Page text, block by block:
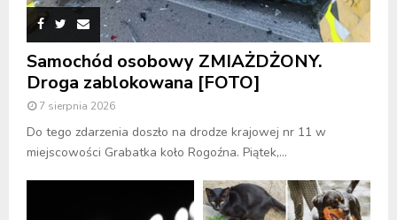
Samochód osobowy ZMIAŻDŻONY.
Droga zablokowana [FOTO]
7 sierpnia 2026
Do tego zdarzenia doszło na drodze krajowej nr 11 w
miejscowości Grabatka koło Rogoźna. Piątek,...